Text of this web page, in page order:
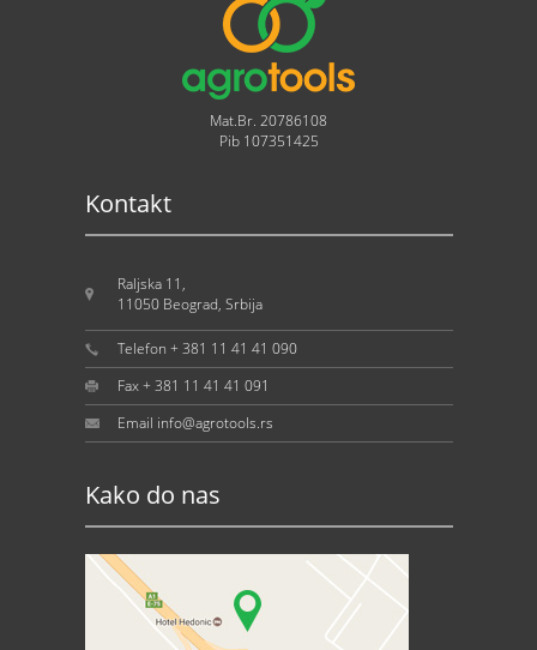
Mat.Br. 20786108
Pib 107351425
Kontakt
Raljska 11,
11050 Beograd, Srbija
Telefon + 381 11 41 41 090
Fax + 381 11 41 41 091
Email info@agrotools.rs
Kako do nas